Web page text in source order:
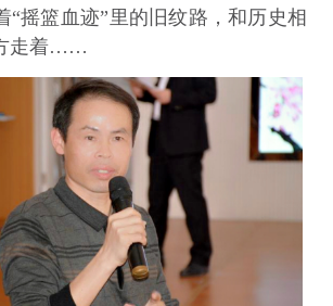
“摇篮血迹”里的旧纹路，和历史相
走着……